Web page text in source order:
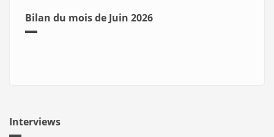
Bilan du mois de Juin 2026
Interviews